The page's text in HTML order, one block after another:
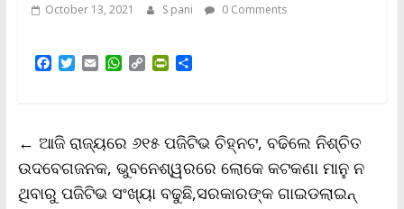
October 13, 2021 S pani 0 Comments
F
o
o
k
T
e
r
E
W
A
p
p
C
i
n
k
P
F
r
i
e
S
← ଆଜି ରାଜ୍ୟରେ ୬୧୫ ପଜିଟିଭ ଚିହ୍ନଟ, ବଢିଲେ ନିଶ୍ଚିତ
ଉଦବେଗଜନକ, ଭୁବନେଶ୍ୱରରେ ଲୋକେ କଟକଣା ମାନୁ ନ
ଥିବାରୁ ପଜିଟିଭ ସଂଖ୍ୟା ବଢୁଛି,ସରକାରଙ୍କ ଗାଇଡଲାଇନ୍